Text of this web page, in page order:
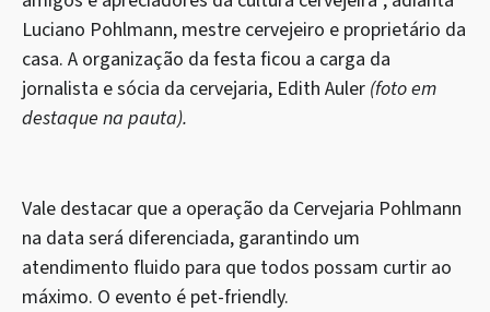
Luciano Pohlmann, mestre cervejeiro e proprietário da
casa. A organização da festa ficou a carga da
jornalista e sócia da cervejaria, Edith Auler (foto em
destaque na pauta).
Vale destacar que a operação da Cervejaria Pohlmann
na data será diferenciada, garantindo um
atendimento fluido para que todos possam curtir ao
máximo. O evento é pet-friendly.